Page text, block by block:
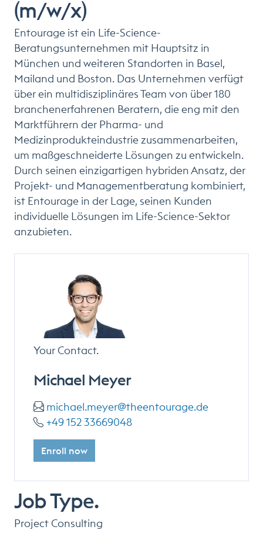
(m/w/x)
Entourage ist ein Life-Science-
Beratungsunternehmen mit Hauptsitz in
München und weiteren Standorten in Basel,
Mailand und Boston. Das Unternehmen verfügt
über ein multidisziplinäres Team von über 180
branchenerfahrenen Beratern, die eng mit den
Marktführern der Pharma- und
Medizinprodukteindustrie zusammenarbeiten,
um maßgeschneiderte Lösungen zu entwickeln.
Durch seinen einzigartigen hybriden Ansatz, der
Projekt- und Managementberatung kombiniert,
ist Entourage in der Lage, seinen Kunden
individuelle Lösungen im Life-Science-Sektor
anzubieten.
Your Contact.
Michael Meyer
michael.meyer@theentourage.de
+49 152 33669048
Enroll now
Job Type.
Project Consulting